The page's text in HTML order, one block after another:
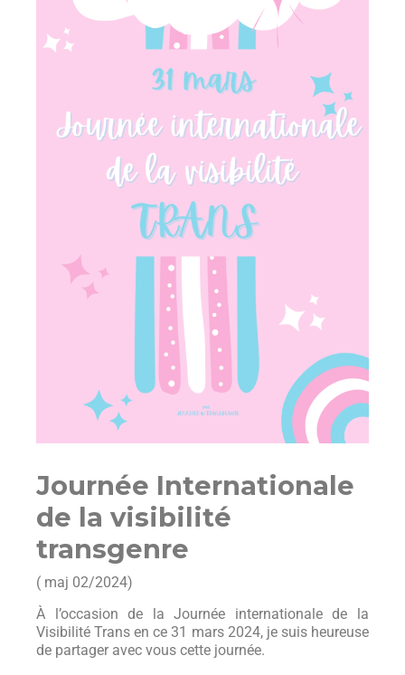
Journée Internationale
de la visibilité
transgenre
( maj 02/2024)
À l’occasion de la Journée internationale de la
Visibilité Trans en ce 31 mars 2024, je suis heureuse
de partager avec vous cette journée.